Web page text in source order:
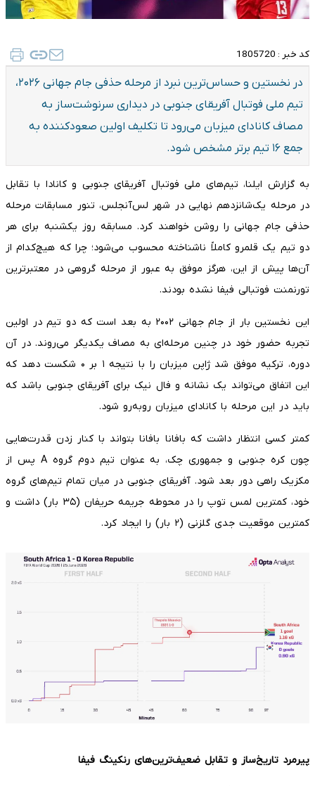
کد خبر : 1805720
در نخستین و حساس‌ترین نبرد از مرحله حذفی جام جهانی ۲۰۲۶،
تیم ملی فوتبال آفریقای جنوبی در دیداری سرنوشت‌ساز به
مصاف کانادای میزبان می‌رود تا تکلیف اولین صعودکننده به
جمع ۱۶ تیم برتر مشخص شود.
به گزارش ایلنا، تیم‌های ملی فوتبال آفریقای جنوبی و کانادا با تقابل
در مرحله یک‌شانزدهم نهایی در شهر لس‌آنجلس، تنور مسابقات مرحله
حذفی جام جهانی را روشن خواهند کرد. مسابقه روز یکشنبه برای هر
دو تیم یک قلمرو کاملاً ناشناخته محسوب می‌شود؛ چرا که هیچ‌کدام از
آن‌ها پیش از این، هرگز موفق به عبور از مرحله گروهی در معتبرترین
تورنمنت فوتبالی فیفا نشده بودند.
این نخستین بار از جام جهانی ۲۰۰۲ به بعد است که دو تیم در اولین
تجربه حضور خود در چنین مرحله‌ای به مصاف یکدیگر می‌روند. در آن
دوره، ترکیه موفق شد ژاپن میزبان را با نتیجه ۱ بر ۰ شکست دهد که
این اتفاق می‌تواند یک نشانه و فال نیک برای آفریقای جنوبی باشد که
باید در این مرحله با کانادای میزبان روبه‌رو شود.
کمتر کسی انتظار داشت که بافانا بافانا بتواند با کنار زدن قدرت‌هایی
چون کره جنوبی و جمهوری چک، به عنوان تیم دوم گروه A پس از
مکزیک راهی دور بعد شود. آفریقای جنوبی در میان تمام تیم‌های گروه
خود، کمترین لمس توپ را در محوطه جریمه حریفان (۳۵ بار) داشت و
کمترین موقعیت جدی گلزنی (۲ بار) را ایجاد کرد.
پیرمرد تاریخ‌ساز و تقابل ضعیف‌ترین‌های رنکینگ فیفا